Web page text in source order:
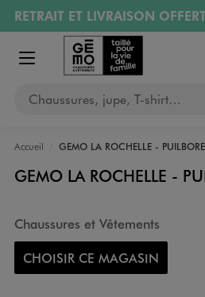
Aller au contenu principal
Aller à la navigation
RETRAIT ET LIVRAISON
Retours OFFERTSpendant 30
PAYEZ EN 3x SANS FRAIS
RÉSERVATION GRATUITE
Afficher le menu
Chaussures, jupe, T-shirt…
Accueil GEMO LA ROCHELLE -
GEMO LA ROCHELLE -
Chaussures et Vêtements
CHOISIR CE MAGASIN